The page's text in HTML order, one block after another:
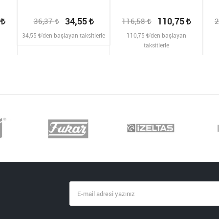
36,37 34,55
34,55 'den başlayan taksitlerle
116,58 110,75
110,75
'den başlayan
taksitlerle